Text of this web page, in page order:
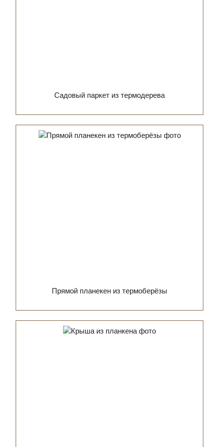
Садовый паркет из термодерева
Прямой планекен из термоберёзы